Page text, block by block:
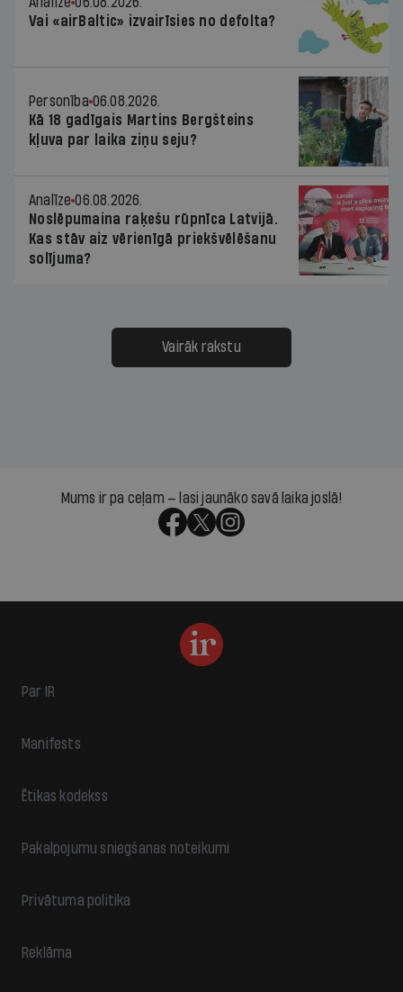
Vai «airBaltic» izvairīsies no defolta?
Personība 06.08.2026.
Kā 18 gadīgais Martins Bergšteins
kļuva par laika ziņu seju?
Analīze 06.08.2026.
Noslēpumaina raķešu rūpnīca Latvijā.
Kas stāv aiz vērienīgā priekšvēlēšanu
solījuma?
Vairāk rakstu
Mums ir pa ceļam — lasi jaunāko savā laika joslā!
Par IR
Manifests
Ētikas kodekss
Pakalpojumu sniegšanas noteikumi
Privātuma politika
Reklāma